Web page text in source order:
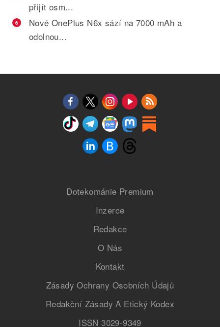
přijít osm...
6
Nové OnePlus N6x sází na 7000 mAh a
odolnou...
Dotekománie Premium
Inzerce
Redakce
O Nás
Kontakt
Zásady Ochrany Osobních Údajů
Redakční Zásady A Etický Kodex
ISSN 3029-9349